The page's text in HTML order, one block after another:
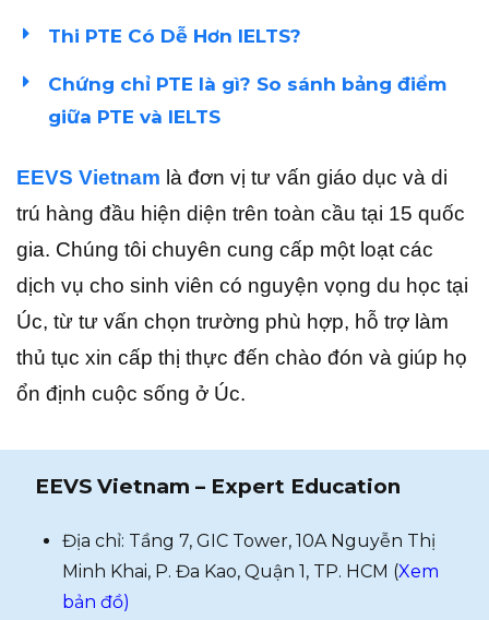
Thi PTE Có Dễ Hơn IELTS?
Chứng chỉ PTE là gì? So sánh bảng điểm
giữa PTE và IELTS
EEVS Vietnam là đơn vị tư vấn giáo dục và di
trú hàng đầu hiện diện trên toàn cầu tại 15 quốc
gia. Chúng tôi chuyên cung cấp một loạt các
dịch vụ cho sinh viên có nguyện vọng du học tại
Úc, từ tư vấn chọn trường phù hợp, hỗ trợ làm
thủ tục xin cấp thị thực đến chào đón và giúp họ
ổn định cuộc sống ở Úc.
EEVS Vietnam – Expert Education
Địa chỉ: Tầng 7, GIC Tower, 10A Nguyễn Thị
Minh Khai, P. Đa Kao, Quận 1, TP. HCM (Xem
bản đồ)